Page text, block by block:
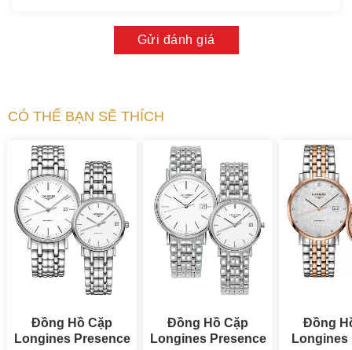
Gửi đánh giá
CÓ THỂ BẠN SẼ THÍCH
Đồng Hồ Cặp
Longines Presence
Đồng Hồ Cặp
Longines Presence
Đồng
Longines